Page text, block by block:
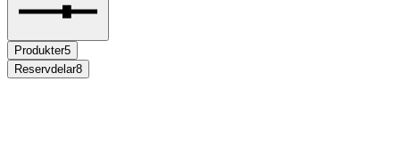
Produkter5
Reservdelar8